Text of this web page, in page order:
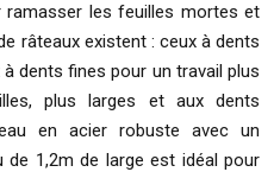
ramasser les feuilles mortes et
râteaux existent : ceux à dents
dents fines pour un travail plus
plus larges et aux dents
en acier robuste avec un
1,2m de large est idéal pour